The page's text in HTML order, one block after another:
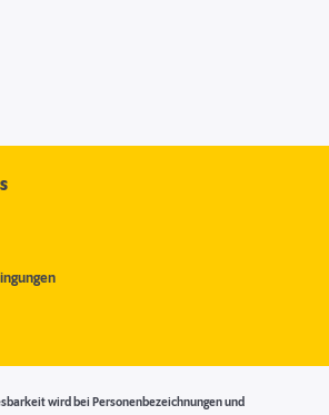
wird bei Personenbezeichnungen und